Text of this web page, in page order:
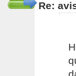
Re: